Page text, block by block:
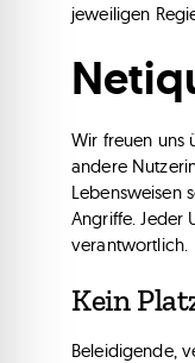
jeweiligen
Wir freuen uns
andere
Lebensweisen
Angriffe. Jeder
verantwortlich.
Kein
Beleidigende,